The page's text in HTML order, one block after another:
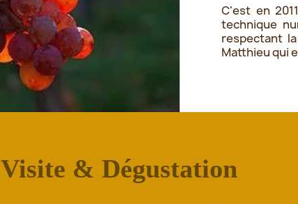
C'est en
technique
respectant
Matthieu qui
Visite & Dégustation